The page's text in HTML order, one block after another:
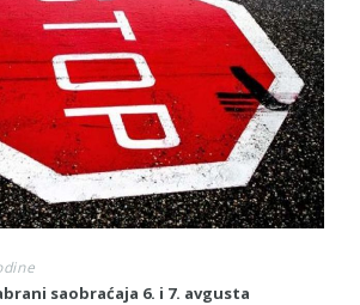
saobraćaja 6. i 7. avgusta